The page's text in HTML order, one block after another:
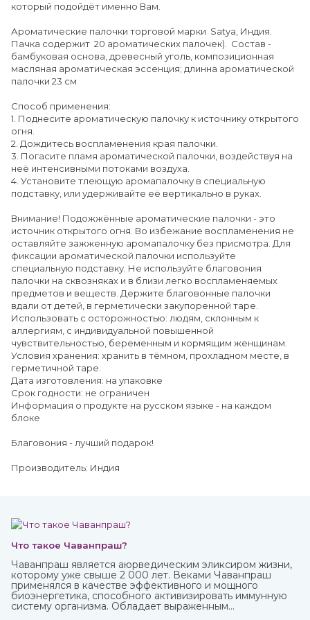
который подойдёт именно Вам.
Ароматические палочки торговой марки Satya, Индия.
Пачка содержит 20 ароматических палочек). Состав -
бамбуковая основа, древесный уголь, композиционная
масляная ароматическая эссенция; длинна ароматической
палочки 23 см
Способ применения:
1. Поднесите ароматическую палочку к источнику открытого
огня.
2. Дождитесь воспламенения края палочки.
3. Погасите пламя ароматической палочки, воздействуя на
неё интенсивными потоками воздуха.
4. Установите тлеющую аромапалочку в специальную
подставку, или удерживайте её вертикально в руках.
Внимание! Подожжённые ароматические палочки - это
источник открытого огня. Во избежание воспламенения не
оставляйте зажженную аромапалочку без присмотра. Для
фиксации ароматической палочки используйте
специальную подставку. Не используйте благовония
палочки на сквозняках и в близи легко воспламеняемых
предметов и веществ. Держите благовонные палочки
вдали от детей, в герметически закупоренной таре.
Использовать с осторожностью: людям, склонным к
аллергиям, с индивидуальной повышенной
чувствительностью, беременным и кормящим женщинам.
Условия хранения: хранить в тёмном, прохладном месте, в
герметичной таре.
Дата изготовления: на упаковке
Срок годности: не ограничен
Информация о продукте на русском языке - на каждом
блоке
Благовония - лучший подарок!
Производитель: Индия
Что такое Чаванпраш?
Чаванпраш является аюрведическим эликсиром жизни,
которому уже свыше 2 000 лет. Веками Чаванпраш
применялся в качестве эффективного и мощного
биоэнергетика, способного активизировать иммунную
систему организма. Обладает выраженным